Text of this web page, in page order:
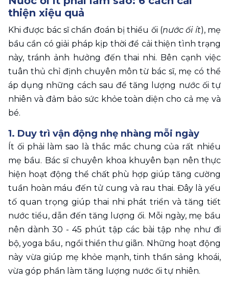
thiện xiệu quả
Khi được bác sĩ chẩn đoán bị thiểu ối (nước ối ít), mẹ
bầu cần có giải pháp kịp thời để cải thiện tình trạng
này, tránh ảnh hưởng đến thai nhi. Bên cạnh việc
tuân thủ chỉ định chuyên môn từ bác sĩ, mẹ có thể
áp dụng những cách sau để tăng lượng nước ối tự
nhiên và đảm bảo sức khỏe toàn diện cho cả mẹ và
bé.
1. Duy trì vận động nhẹ nhàng mỗi ngày
Ít ối phải làm sao là thắc mắc chung của rất nhiều
mẹ bầu. Bác sĩ chuyên khoa khuyên bạn nên thực
hiện hoạt động thể chất phù hợp giúp tăng cường
tuần hoàn máu đến tử cung và rau thai. Đây là yếu
tố quan trọng giúp thai nhi phát triển và tăng tiết
nước tiểu, dẫn đến tăng lượng ối. Mỗi ngày, mẹ bầu
nên dành 30 - 45 phút tập các bài tập nhẹ như đi
bộ, yoga bầu, ngồi thiền thư giãn. Những hoạt động
này vừa giúp mẹ khỏe mạnh, tinh thần sảng khoái,
vừa góp phần làm tăng lượng nước ối tự nhiên.